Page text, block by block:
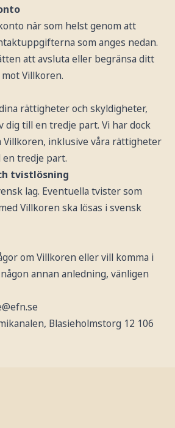
när som helst genom att
som anges nedan.
att avsluta eller begränsa ditt
Villkoren.
rättigheter och skyldigheter,
dig till en tredje part. Vi har dock
inklusive våra rättigheter
tredje part.
tvistlösning
lag. Eventuella tvister som
Villkoren ska lösas i svensk
om Villkoren eller vill komma i
annan anledning, vänligen
Blasieholmstorg 12 106